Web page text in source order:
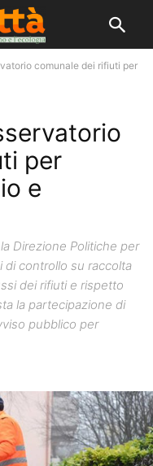
comunale dei rifiuti per
per
e
Direzione Politiche per
di controllo su raccolta
dei rifiuti e rispetto
la partecipazione di
pubblico per